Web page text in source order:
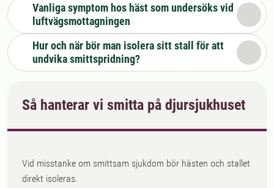
Vanliga symptom hos häst som undersöks vid
luftvägsmottagningen
Hur och när bör man isolera sitt stall för att
undvika smittspridning?
Så hanterar vi smitta på djursjukhuset
Vid misstanke om smittsam sjukdom bör hästen och stallet
direkt isoleras.